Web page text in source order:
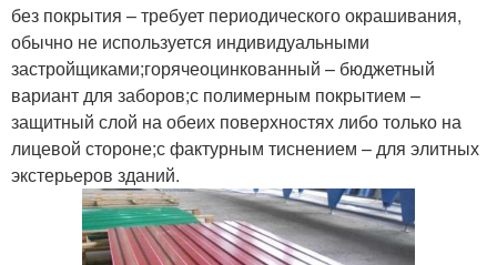
без покрытия – требует периодического окрашивания,
обычно не используется индивидуальными
застройщиками;горячеоцинкованный – бюджетный
вариант для заборов;с полимерным покрытием –
защитный слой на обеих поверхностях либо только на
лицевой стороне;с фактурным тиснением – для элитных
экстерьеров зданий.